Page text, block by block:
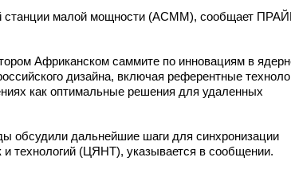
станции малой мощности (АСММ), сообщает
Африканском саммите по инновациям в
дизайна, включая референтные
как оптимальные решения для удаленных
обсудили дальнейшие шаги для синхронизации
технологий (ЦЯНТ), указывается в сообщении.